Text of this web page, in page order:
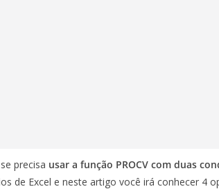
precisa usar a função PROCV com duas
de Excel e neste artigo você irá conhecer 4